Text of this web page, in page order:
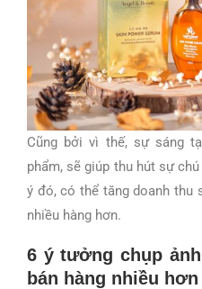
Cũng bởi vì thế, sự sáng
phẩm, sẽ giúp thu hút sự
ý đó, có thể tăng doanh thu
nhiều hàng hơn.
6 ý tưởng chụp
bán hàng nhiều hơn